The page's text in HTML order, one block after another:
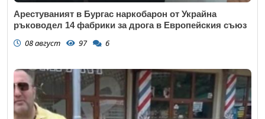
Арестуваният в Бургас наркобарон от Украйна
ръководел 14 фабрики за дрога в Европейския съюз
08 август 97 6